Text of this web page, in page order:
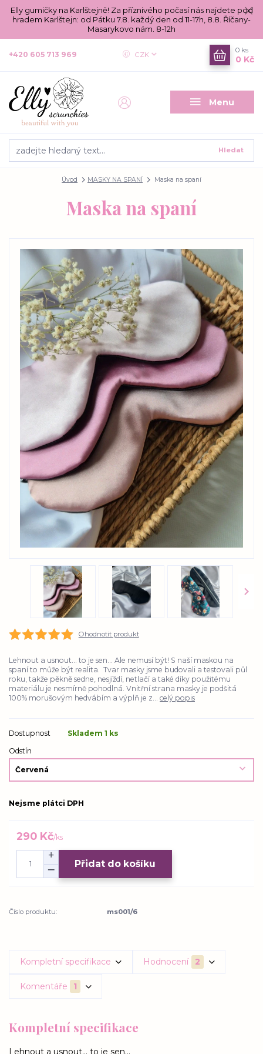
Elly gumičky na Karlštejně! Za příznivého počasí nás najdete pod
hradem Karlštejn: od Pátku 7.8. každý den od 11-17h, 8.8. Říčany-
Masarykovo nám. 8-12h
Menu
CZK
Hledat
+420 605 713 969
0 ks
0 Kč
Úvod MASKY NA SPANÍ Maska na spaní
Maska na spaní
Ohodnotit produkt
Lehnout a usnout... to je sen... Ale nemusí být! S naší maskou na
spaní to může být realita. Tvar masky jsme budovali a testovali půl
roku, takže pěkně sedne, nesjíždí, netlačí a také díky použitému
materiálu je nesmírně pohodlná. Vnitřní strana masky je podšitá
100% morušovým hedvábím a výplň je z... celý popis
Dostupnost
Skladem 1 ks
Odstín
Nejsme plátci DPH
290 Kč/ks
Přidat do košíku
Číslo produktu: ms001/6
Kompletní specifikace Hodnocení 2
Komentáře 1
Kompletní specifikace
Lehnout a usnout... to je sen...